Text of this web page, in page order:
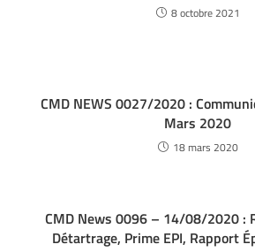
8 octobre 2021
CMD NEWS 0027/2020 :
Mars 2020
18 mars 2020
CMD News 0096 – 14/08/2020 :
Détartrage, Prime EPI, Rapport